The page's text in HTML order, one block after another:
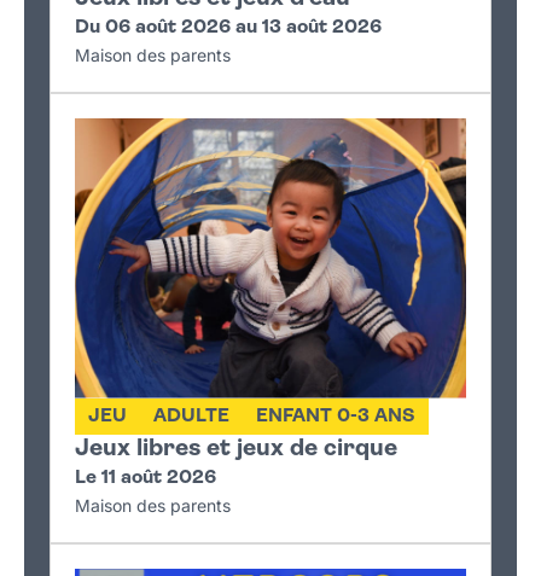
Du 06 août 2026 au 13 août 2026
Maison des parents
Jeux libres et jeux de cirque
JEU ADULTE ENFANT 0-3 ANS
Le 11 août 2026
Maison des parents